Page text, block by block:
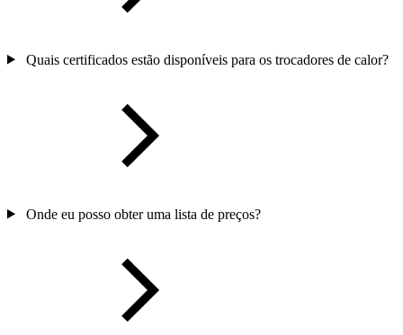
Quais certificados estão disponíveis para os trocadores de calor?
Onde eu posso obter uma lista de preços?